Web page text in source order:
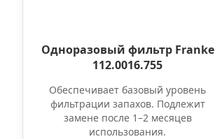
Одноразовый фильтр Franke
112.0016.755
Обеспечивает базовый уровень
фильтрации запахов. Подлежит
замене после 1–2 месяцев
использования.